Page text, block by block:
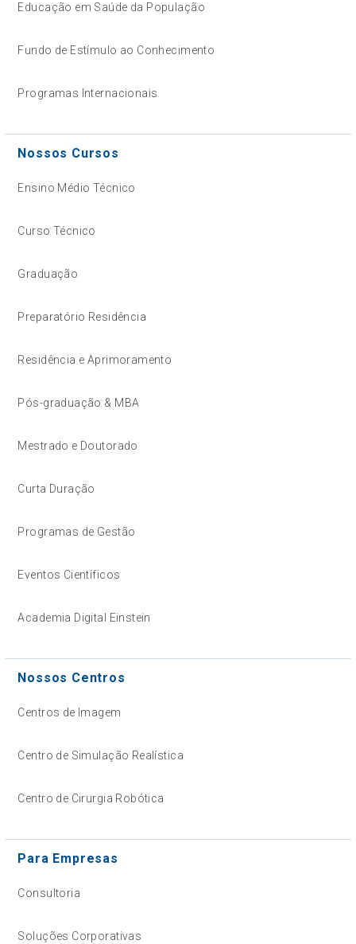
Educação em Saúde da População
Fundo de Estímulo ao Conhecimento
Programas Internacionais
Nossos Cursos
Ensino Médio Técnico
Curso Técnico
Graduação
Preparatório Residência
Residência e Aprimoramento
Pós-graduação & MBA
Mestrado e Doutorado
Curta Duração
Programas de Gestão
Eventos Científicos
Academia Digital Einstein
Nossos Centros
Centros de Imagem
Centro de Simulação Realística
Centro de Cirurgia Robótica
Para Empresas
Consultoria
Soluções Corporativas